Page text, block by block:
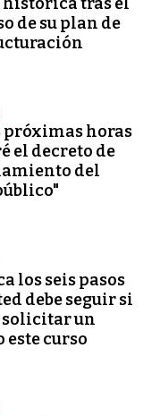
de su plan de
próximas horas
el decreto de
del
los seis pasos
debe seguir si
solicitar un
este curso